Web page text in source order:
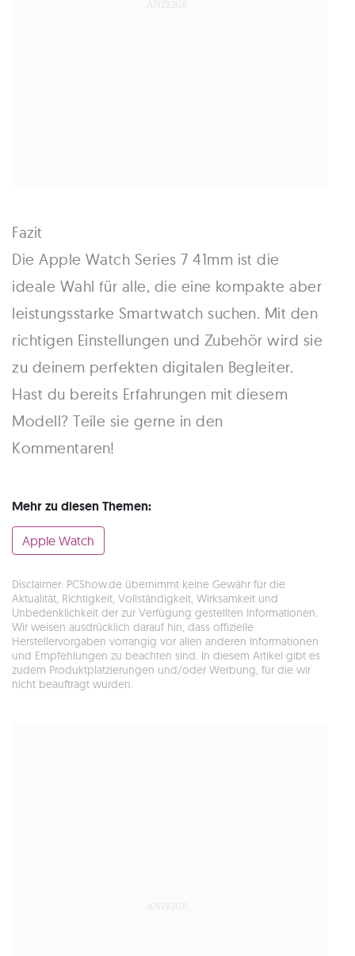
Fazit
Die Apple Watch Series 7 41mm ist die
ideale Wahl für alle, die eine kompakte aber
leistungsstarke Smartwatch suchen. Mit den
richtigen Einstellungen und Zubehör wird sie
zu deinem perfekten digitalen Begleiter.
Hast du bereits Erfahrungen mit diesem
Modell? Teile sie gerne in den
Kommentaren!
Mehr zu diesen Themen:
Apple Watch
Disclaimer: PCShow.de übernimmt keine Gewähr für die
Aktualität, Richtigkeit, Vollständigkeit, Wirksamkeit und
Unbedenklichkeit der zur Verfügung gestellten Informationen.
Wir weisen ausdrücklich darauf hin, dass offizielle
Herstellervorgaben vorrangig vor allen anderen Informationen
und Empfehlungen zu beachten sind. In diesem Artikel gibt es
zudem Produktplatzierungen und/oder Werbung, für die wir
nicht beauftragt wurden.